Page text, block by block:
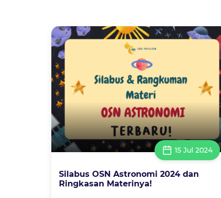
15 Jul 2024
Silabus OSN Astronomi 2024 dan
Ringkasan Materinya!